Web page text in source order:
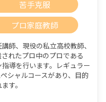
苦手克服
プロ家庭教師
師、現役の私立高校教師、
れたプロ中のプロである
導を行います。レギュラー
シャルコースがあり、目的
す。